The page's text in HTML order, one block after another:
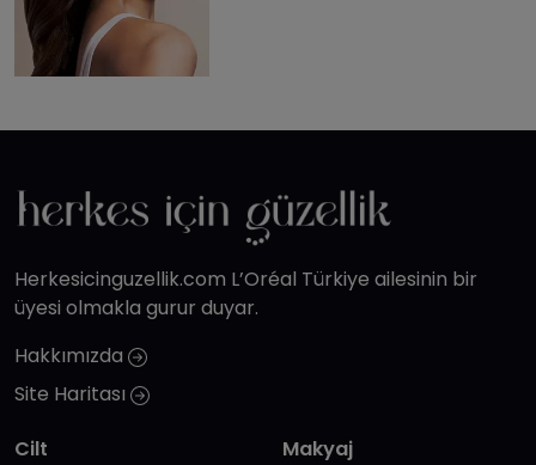
Herkesicinguzellik.com L’Oréal Türkiye ailesinin bir
üyesi olmakla gurur duyar.
Hakkımızda
Site Haritası
Cilt
Makyaj